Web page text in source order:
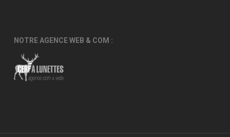
NOTRE AGENCE WEB & COM :